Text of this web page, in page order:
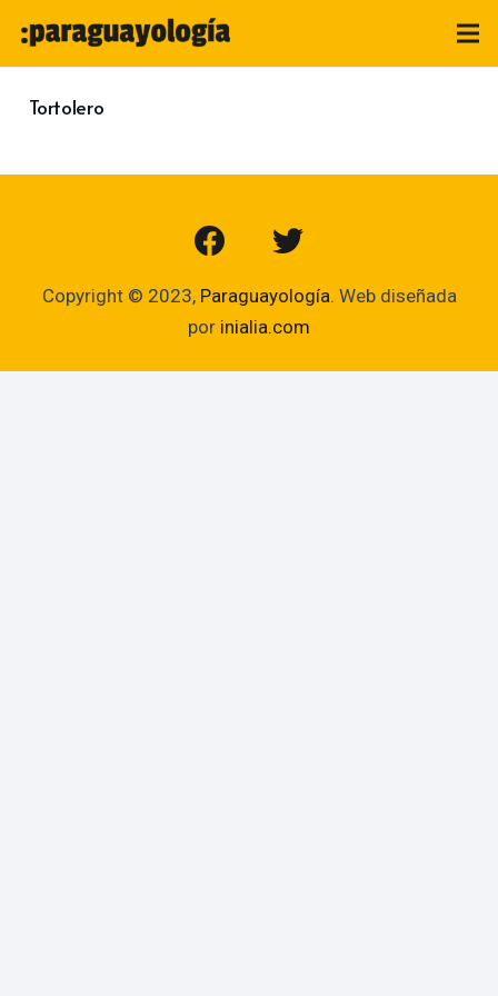
Tortolero
Copyright © 2023, Paraguayología. Web diseñada
por inialia.com